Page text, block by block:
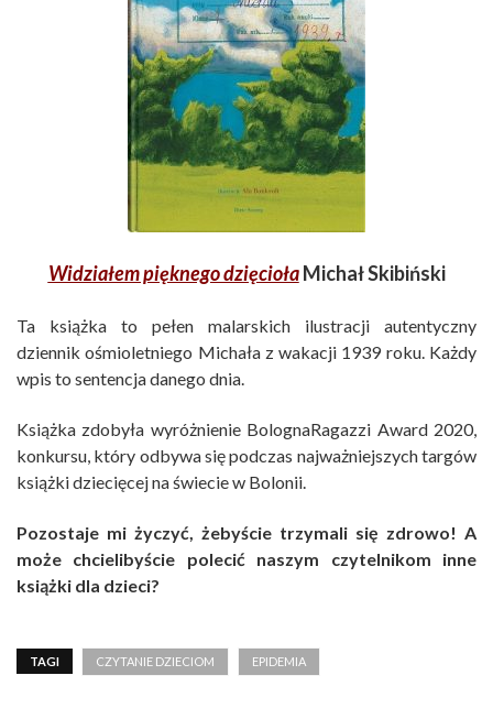
Widziałem pięknego dzięciołaMichał Skibiński
Ta książka to pełen malarskich ilustracji autentyczny
dziennik ośmioletniego Michała z wakacji 1939 roku. Każdy
wpis to sentencja danego dnia.
Książka zdobyła wyróżnienie BolognaRagazzi Award 2020,
konkursu, który odbywa się podczas najważniejszych targów
książki dziecięcej na świecie w Bolonii.
Pozostaje mi życzyć, żebyście trzymali się zdrowo! A
może chcielibyście polecić naszym czytelnikom inne
książki dla dzieci?
TAGI CZYTANIE DZIECIOM EPIDEMIA